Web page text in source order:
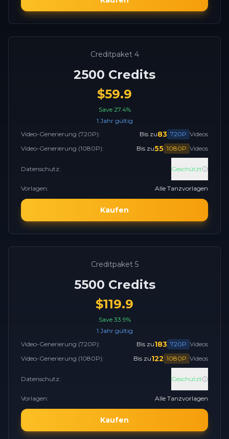
Creditpaket 4
2500 Credits
$59.9
Save 27.4%
1 Jahr gültig
Video-Generierung (720P): Bis zu83 720P Videos
Video-Generierung (1080P): Bis zu55 1080P Videos
Datenschutz: Geschützt
Vorlagen: Alle Tanzvorlagen
Kaufen
Creditpaket 5
5500 Credits
$119.9
Save 33.9%
1 Jahr gültig
Video-Generierung (720P): Bis zu183 720P Videos
Video-Generierung (1080P): Bis zu122 1080P Videos
Datenschutz: Geschützt
Vorlagen: Alle Tanzvorlagen
Kaufen